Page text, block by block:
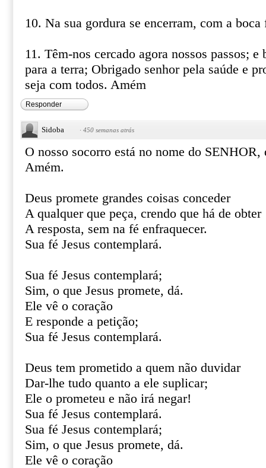
10. Na sua gordura se encerram, com a
11. Têm-nos cercado agora nossos passos;
para a terra; Obrigado senhor pela saúde e
seja com todos. Amém
Responder
Sidoba · 450 semanas atrás
O nosso socorro está no nome do SENHOR,
Amém.
Deus promete grandes coisas conceder
A qualquer que peça, crendo que há de obter
A resposta, sem na fé enfraquecer.
Sua fé Jesus contemplará.
Sua fé Jesus contemplará;
Sim, o que Jesus promete, dá.
Ele vê o coração
E responde a petição;
Sua fé Jesus contemplará.
Deus tem prometido a quem não duvidar
Dar-lhe tudo quanto a ele suplicar;
Ele o prometeu e não irá negar!
Sua fé Jesus contemplará.
Sua fé Jesus contemplará;
Sim, o que Jesus promete, dá.
Ele vê o coração